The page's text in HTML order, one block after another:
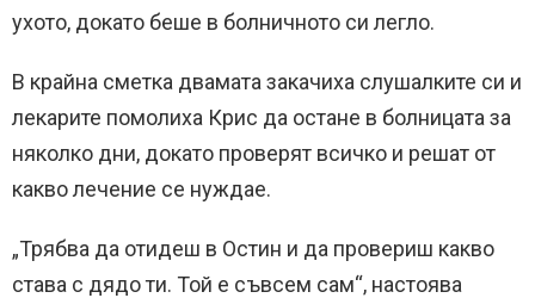
ухото, докато беше в болничното си легло.
В крайна сметка двамата закачиха слушалките си и
лекарите помолиха Крис да остане в болницата за
няколко дни, докато проверят всичко и решат от
какво лечение се нуждае.
„Трябва да отидеш в Остин и да провериш какво
става с дядо ти. Той е съвсем сам“, настоява